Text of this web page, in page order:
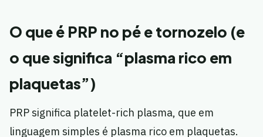
O que é PRP no pé e tornozelo (e
o que significa “plasma rico em
plaquetas”)
PRP significa platelet-rich plasma, que em
linguagem simples é plasma rico em plaquetas.